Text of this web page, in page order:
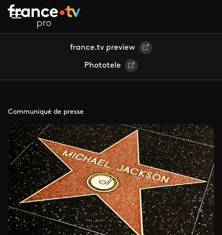
Aller au contenu principal
france.tv preview
Phototele
Communiqué de presse